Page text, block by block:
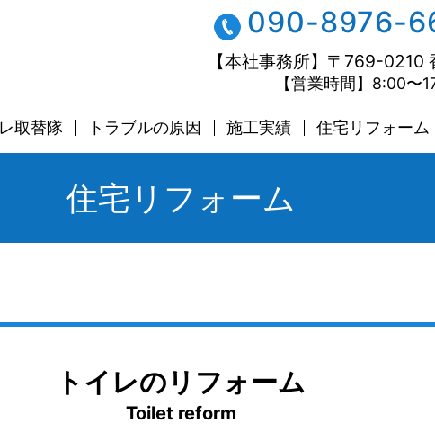
090-8976-
【本社事務所】〒769-0210
【営業時間】8:00〜
取替隊 トラブルの原因 施工実績 住宅リフォーム
住宅リフォーム
トイレのリフォーム
Toilet reform